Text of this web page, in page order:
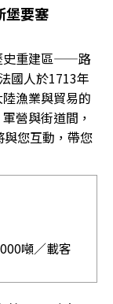
要塞
史重建區——路
國人於1713年
漁業與貿易的
營與街道間，
您互動，帶您
噸／載客